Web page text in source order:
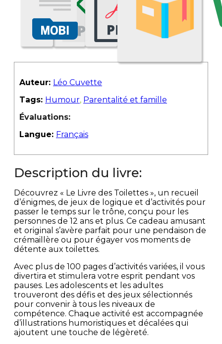
Auteur: Léo Cuvette
Tags: Humour, Parentalité et famille
Évaluations:
Langue: Français
Description du livre:
Découvrez « Le Livre des Toilettes », un recueil
d’énigmes, de jeux de logique et d’activités pour
passer le temps sur le trône, conçu pour les
personnes de 12 ans et plus. Ce cadeau amusant
et original s’avère parfait pour une pendaison de
crémaillère ou pour égayer vos moments de
détente aux toilettes.
Avec plus de 100 pages d’activités variées, il vous
divertira et stimulera votre esprit pendant vos
pauses. Les adolescents et les adultes
trouveront des défis et des jeux sélectionnés
pour convenir à tous les niveaux de
compétence. Chaque activité est accompagnée
d’illustrations humoristiques et décalées qui
ajoutent une touche de légèreté.